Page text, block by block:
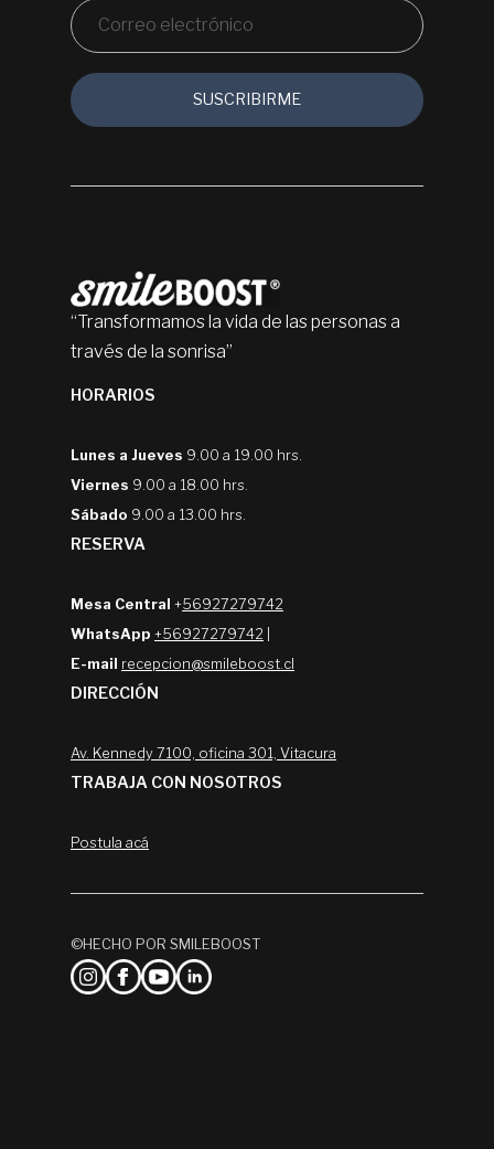
“Transformamos la vida de las personas a
través de la sonrisa”
HORARIOS
Lunes a Jueves 9.00 a 19.00 hrs.
Viernes 9.00 a 18.00 hrs.
Sábado 9.00 a 13.00 hrs.
RESERVA
Mesa Central +56927279742
WhatsApp +56927279742
E-mail recepcion@smileboost.cl
DIRECCIÓN
Av. Kennedy 7100, oficina 301, Vitacura
TRABAJA CON NOSOTROS
Postula acá
©HECHO POR SMILEBOOST